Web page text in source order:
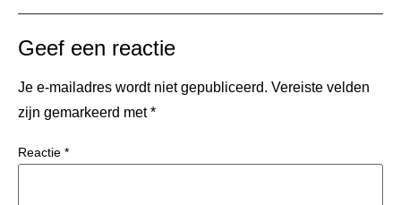
Geef een reactie
Je e-mailadres wordt niet gepubliceerd. Vereiste velden
zijn gemarkeerd met*
Reactie *